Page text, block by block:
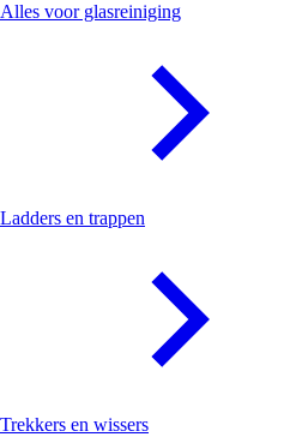
Alles voor glasreiniging
Ladders en trappen
Trekkers en wissers